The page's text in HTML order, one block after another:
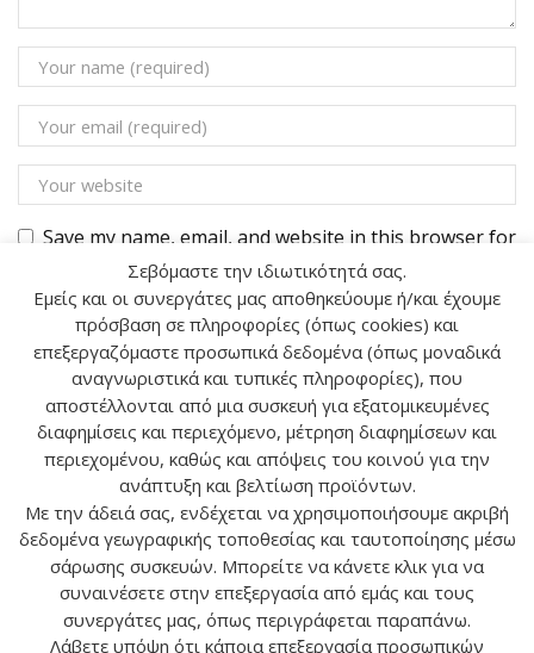
Save my name, email, and website in this browser for
the next time I comment.
Αναζήτηση
Σεβόμαστε την ιδιωτικότητά σας.
Εμείς και οι συνεργάτες μας αποθηκεύουμε ή/και έχουμε
πρόσβαση σε πληροφορίες (όπως cookies) και
επεξεργαζόμαστε προσωπικά δεδομένα (όπως μοναδικά
αναγνωριστικά και τυπικές πληροφορίες), που
αποστέλλονται από μια συσκευή για εξατομικευμένες
διαφημίσεις και περιεχόμενο, μέτρηση διαφημίσεων και
περιεχομένου, καθώς και απόψεις του κοινού για την
ανάπτυξη και βελτίωση προϊόντων.
Με την άδειά σας, ενδέχεται να χρησιμοποιήσουμε ακριβή
δεδομένα γεωγραφικής τοποθεσίας και ταυτοποίησης μέσω
σάρωσης συσκευών. Μπορείτε να κάνετε κλικ για να
συναινέσετε στην επεξεργασία από εμάς και τους
συνεργάτες μας, όπως περιγράφεται παραπάνω.
Λάβετε υπόψη ότι κάποια επεξεργασία προσωπικών